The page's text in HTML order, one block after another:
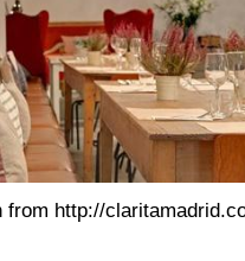
from http://